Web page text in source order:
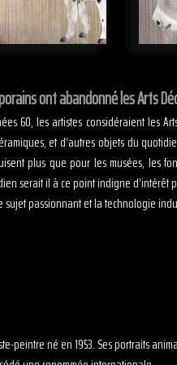
ont abandonné les Arts
60, les artistes considéraient les
et d’autres objets du
plus que pour les musées, les
serait il à ce point indigne d’intérêt
passionnant et la technologie
peintre né en 1953. Ses portraits